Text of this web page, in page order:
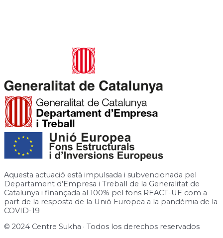
Aquesta actuació està impulsada i subvencionada pel
Departament d’Empresa i Treball de la Generalitat de
Catalunya i finançada al 100% pel fons REACT-UE com a
part de la resposta de la Unió Europea a la pandèmia de la
COVID-19
© 2024 Centre Sukha · Todos los derechos reservados